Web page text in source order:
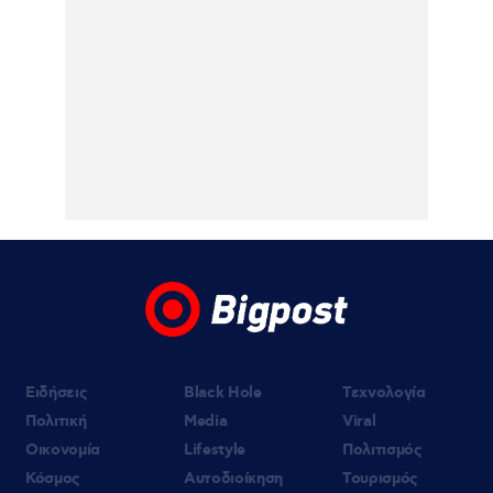
Ειδήσεις
Πολιτική
Οικονομία
Κόσμος
Black Hole
Media
Lifestyle
Αυτοδιοίκηση
Τεχνολογία
Viral
Πολιτισμός
Τουρισμός